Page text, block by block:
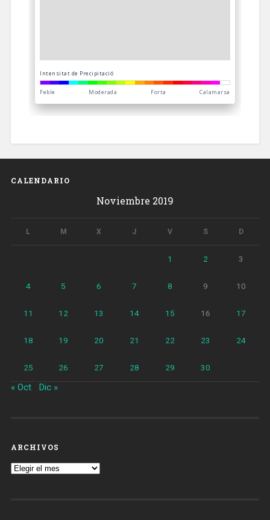
CALENDARIO
Noviembre 2019
L M X J V S D
1 2 3
4 5 6 7 8 9 10
11 12 13 14 15 16 17
18 19 20 21 22 23 24
25 26 27 28 29 30
« Oct Dic »
ARCHIVOS
Archivos